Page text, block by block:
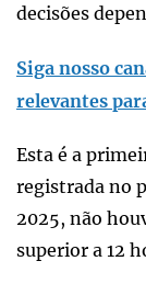
decisões
Siga nosso
relevantes
Esta é a
registrada no
2025, não
superior a 12